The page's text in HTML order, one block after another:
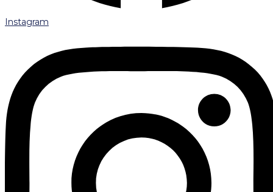
Instagram